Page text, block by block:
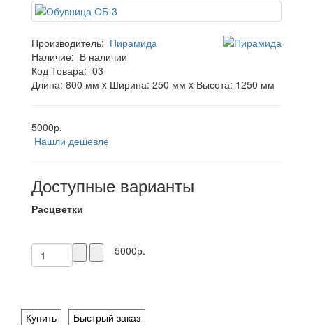
Производитель: Пирамида
Наличие: В наличии
Код Товара: 03
Длина: 800 мм x Ширина: 250 мм x Высота: 1250 мм
5000р.
Нашли дешевле
Доступные варианты
Расцветки
5000р.
Купить
Быстрый заказ